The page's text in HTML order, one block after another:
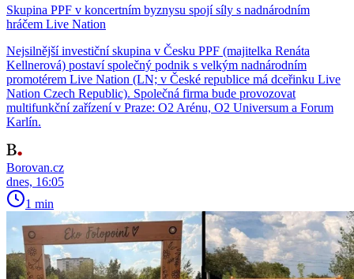
Skupina PPF v koncertním byznysu spojí síly s nadnárodním
hráčem Live Nation
Nejsilnější investiční skupina v Česku PPF (majitelka Renáta
Kellnerová) postaví společný podnik s velkým nadnárodním
promotérem Live Nation (LN; v České republice má dceřinku Live
Nation Czech Republic). Společná firma bude provozovat
multifunkční zařízení v Praze: O2 Arénu, O2 Universum a Forum
Karlín.
Borovan.cz
dnes, 16:05
1 min